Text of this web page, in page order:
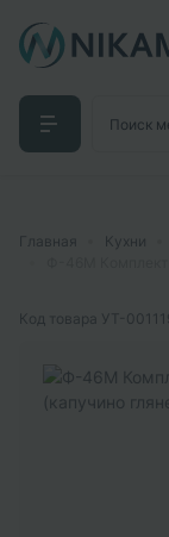
Главная Кухни
Код товара УТ-